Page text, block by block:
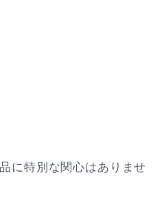
に特別な関心はありませ